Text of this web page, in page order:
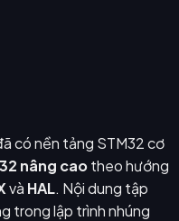
có nền tảng STM32 cơ
nâng caotheo hướng
và HAL. Nội dung tập
trong lập trình nhúng